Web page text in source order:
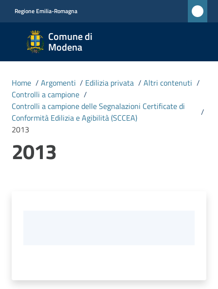
Regione Emilia-Romagna
Comune di
Modena
Comune
di
Modena
CIVICA
MONET
Home / Argomenti / Edilizia privata / Altri contenuti /
Controlli a campione /
Controlli a campione delle Segnalazioni Certificate di
Conformità Edilizia e Agibilità (SCCEA)
/
2013
2013